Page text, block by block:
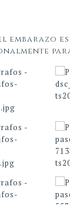
embarazo